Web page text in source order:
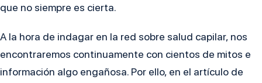
que no siempre es cierta.
A la hora de indagar en la red sobre salud capilar, nos
encontraremos continuamente con cientos de mitos e
información algo engañosa. Por ello, en el artículo de